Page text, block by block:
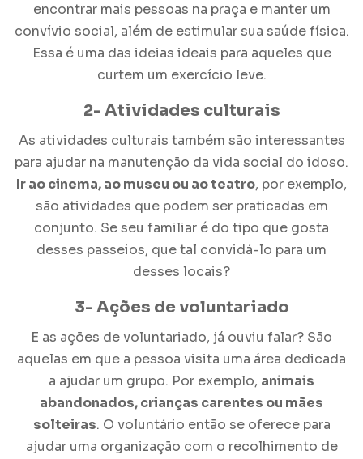
encontrar mais pessoas na praça e manter um
convívio social, além de estimular sua saúde física.
Essa é uma das ideias ideais para aqueles que
curtem um exercício leve.
2- Atividades culturais
As atividades culturais também são interessantes
para ajudar na manutenção da vida social do idoso.
Ir ao cinema, ao museu ou ao teatro, por exemplo,
são atividades que podem ser praticadas em
conjunto. Se seu familiar é do tipo que gosta
desses passeios, que tal convidá-lo para um
desses locais?
3- Ações de voluntariado
E as ações de voluntariado, já ouviu falar? São
aquelas em que a pessoa visita uma área dedicada
a ajudar um grupo. Por exemplo, animais
abandonados, crianças carentes ou mães
solteiras. O voluntário então se oferece para
ajudar uma organização com o recolhimento de